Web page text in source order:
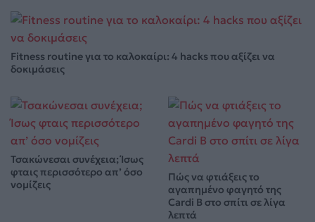
Fitness routine για το καλοκαίρι: 4 hacks που αξίζει να
δοκιμάσεις
Τσακώνεσαι συνέχεια; Ίσως
φταις περισσότερο απ’ όσο
νομίζεις
Πώς να φτιάξεις το
αγαπημένο φαγητό της
Cardi B στο σπίτι σε λίγα
λεπτά